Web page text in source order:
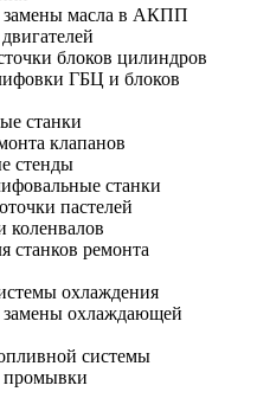
замены масла в АКПП
блоков цилиндров
ГБЦ и блоков
станки
клапанов
стенды
станки
пастелей
коленвалов
станков ремонта
охлаждения
замены охлаждающей
системы
промывки